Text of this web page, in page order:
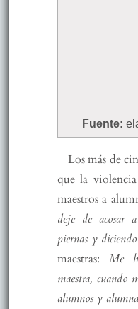
Fuente:
Los más de
que la
maestros a
deje de acosar
piernas y
maestras: Me
maestra, cuando
alumnos y